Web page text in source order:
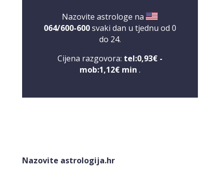
Nazovite astrologe na
064/600-600svaki dan u tjednu od 0
do 24.
Cijena razgovora: tel:0,93€ -
mob:1,12€ min .
Nazovite astrologija.hr
Tarot savjetnik je zauzet